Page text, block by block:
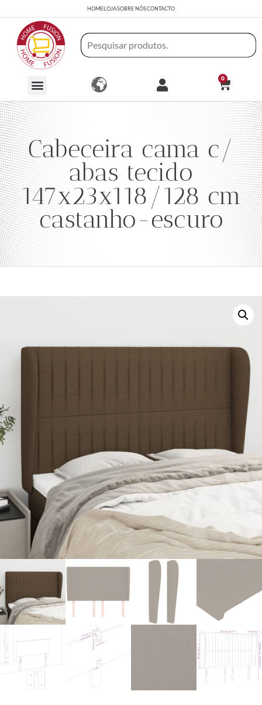
HOMELOJASOBRE NÓSCONTACTO
0
Cabeceira cama c/
abas tecido
147x23x118/128 cm
castanho-escuro